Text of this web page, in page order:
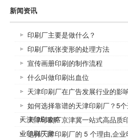
新闻资讯
印刷厂主要是做什么？
印刷厂纸张变形的处理方法
宣传画册印刷的制作流程
什么叫做印刷出血位
天津印刷厂在广告发展行业的影
如何选择靠谱的天津印刷厂？5个
天津印刷攻略
天津印刷厂京津冀一站式高品质
业印刷厂家
选择天津印刷厂的 5 个理由,企